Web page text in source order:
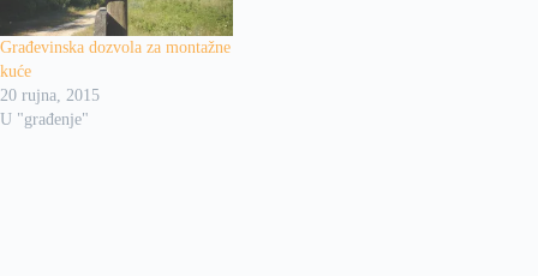
Građevinska dozvola za montažne
kuće
20 rujna, 2015
U "građenje"